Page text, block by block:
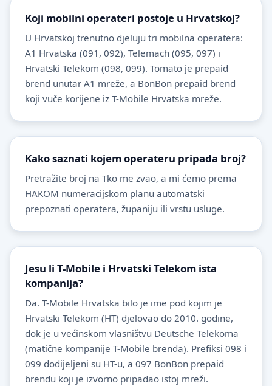
Koji mobilni operateri postoje u Hrvatskoj?
U Hrvatskoj trenutno djeluju tri mobilna operatera:
A1 Hrvatska (091, 092), Telemach (095, 097) i
Hrvatski Telekom (098, 099). Tomato je prepaid
brend unutar A1 mreže, a BonBon prepaid brend
koji vuče korijene iz T-Mobile Hrvatska mreže.
Kako saznati kojem operateru pripada broj?
Pretražite broj na Tko me zvao, a mi ćemo prema
HAKOM numeracijskom planu automatski
prepoznati operatera, županiju ili vrstu usluge.
Jesu li T-Mobile i Hrvatski Telekom ista
kompanija?
Da. T-Mobile Hrvatska bilo je ime pod kojim je
Hrvatski Telekom (HT) djelovao do 2010. godine,
dok je u većinskom vlasništvu Deutsche Telekoma
(matične kompanije T-Mobile brenda). Prefiksi 098 i
099 dodijeljeni su HT-u, a 097 BonBon prepaid
brendu koji je izvorno pripadao istoj mreži.